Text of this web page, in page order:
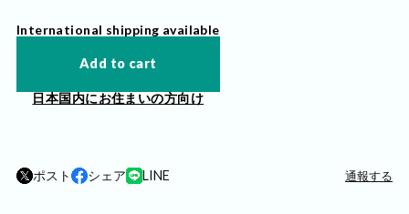
International shipping available
Add to cart
日本国内にお住まいの方向け
ポスト シェア LINE 通報する